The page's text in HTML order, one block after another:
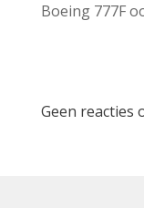
Boeing 777F
Geen reacties